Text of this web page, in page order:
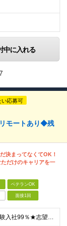
中に入れる
い応募可
モートあり◆残
決まってなくてOK！
だけのキャリアを一
ベテランOK
面接1回
★未経験・第二新卒OK★未経験入社99％★志望動機不問 ■職種・業界経験不問、第二新卒大歓迎！ ■学歴不問 ≪一つでも当てはまる方はぜひご応募ください！≫ □はっきりしたキャリアの希望がない □こ